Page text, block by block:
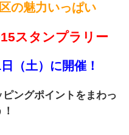
の魅力いっぱい
スタンプラリー
（土）に開催！
ングポイントをまわっ